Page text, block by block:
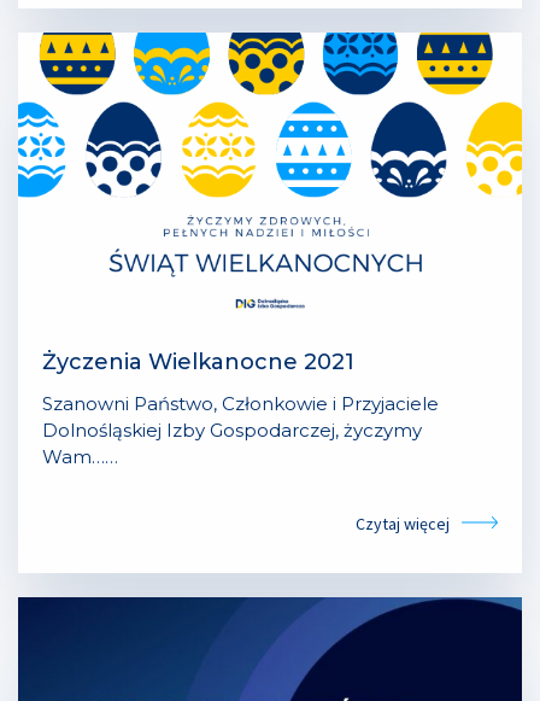
Życzenia Wielkanocne 2021
Szanowni Państwo, Członkowie i Przyjaciele
Dolnośląskiej Izby Gospodarczej, życzymy
Wam……
Czytaj więcej